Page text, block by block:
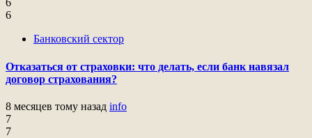
6
6
Банковский сектор
Отказаться от страховки: что делать, если банк навязал
договор страхования?
8 месяцев тому назад info
7
7